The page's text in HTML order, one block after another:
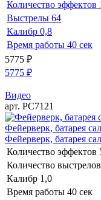
Количество эффектов
Выстрелы 64
Калибр 0,8
Время работы 40 сек
5775 ₽
5775 ₽
Видео
арт. РС7121
Фейерверк, батарея
Фейерверк, батарея
Количество эффектов
Количество выстрелов
Калибр 1,0
Время работы 40 сек